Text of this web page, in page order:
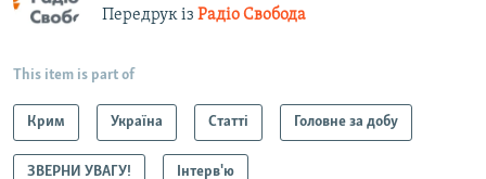
Передрук із Радіо Свобода
This item is part of
Крим Україна Статті Головне за добу
ЗВЕРНИ УВАГУ! Інтерв'ю